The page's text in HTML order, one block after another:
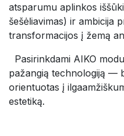
atsparumu aplinkos
šešėliavimas) ir ambicija
transformacijos į žemą
​Pasirinkdami AIKO
pažangią technologiją —
orientuotas į
estetiką.